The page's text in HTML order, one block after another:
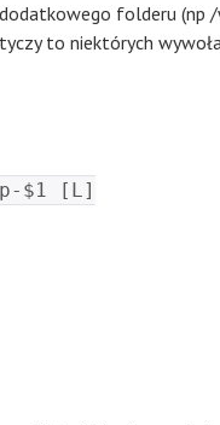
folderu
to niektórych
$1 [L]